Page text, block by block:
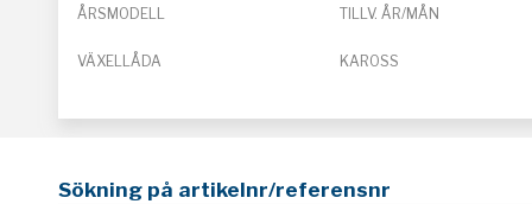
ÅRSMODELL TILLV. ÅR/MÅN
VÄXELLÅDA KAROSS
Sökning på artikelnr/referensnr